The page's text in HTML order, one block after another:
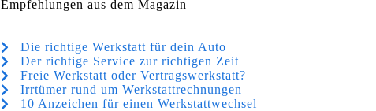
Empfehlungen aus dem Magazin
Die richtige Werkstatt für dein Auto
Der richtige Service zur richtigen Zeit
Freie Werkstatt oder Vertragswerkstatt?
Irrtümer rund um Werkstattrechnungen
10 Anzeichen für einen Werkstattwechsel